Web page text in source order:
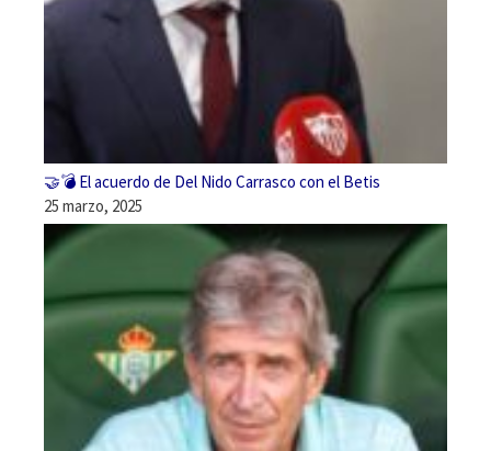
🤝💣 El acuerdo de Del Nido Carrasco con el Betis
25 marzo, 2025